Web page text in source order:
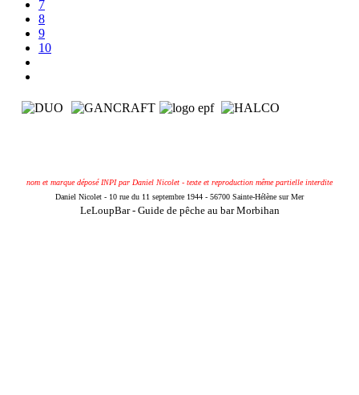
7
8
9
10
nom et marque déposé INPI par Daniel Nicolet - texte et reproduction même partielle interdite
Daniel Nicolet - 10 rue du 11 septembre 1944 - 56700 Sainte-Hélène sur Mer
LeLoupBar - Guide de pêche au bar Morbihan